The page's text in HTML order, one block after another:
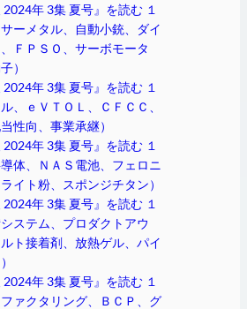
2024年 3集 夏号』を読む １
ーメタル、自動小銃、ダイ
ＦＰＳＯ、サーボモータ
）
2024年 3集 夏号』を読む １
、ｅＶＴＯＬ、ＣＦＣＣ、
性向、事業承継）
2024年 3集 夏号』を読む １
体、ＮＡＳ電池、フェロニ
イト粉、スポンジチタン）
2024年 3集 夏号』を読む １
ステム、プロダクトアウ
ト接着剤、放熱ゲル、パイ
2024年 3集 夏号』を読む １
ァクタリング、ＢＣＰ、グ